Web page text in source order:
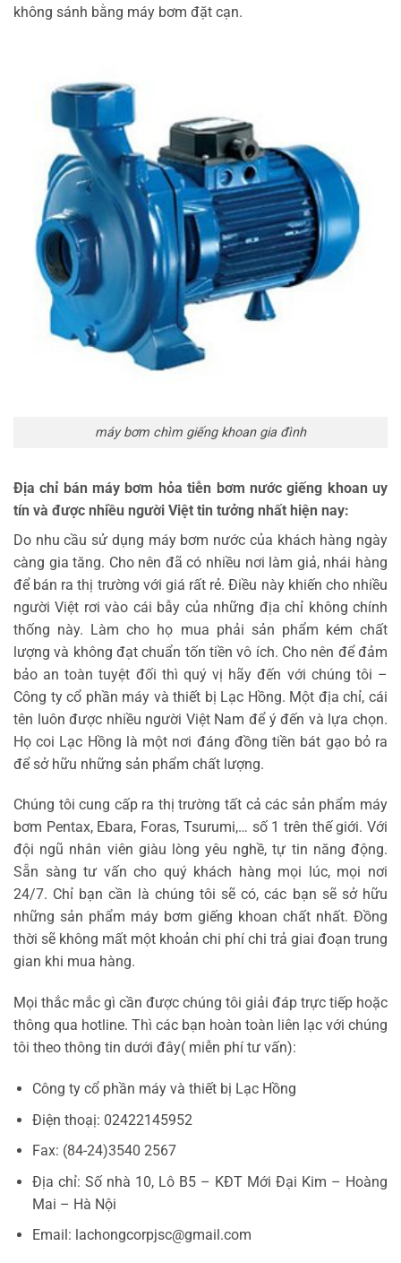
không sánh bằng máy bơm đặt cạn.
máy bơm chìm giếng khoan gia đình
Địa chỉ bán máy bơm hỏa tiễn bơm nước giếng khoan uy
tín và được nhiều người Việt tin tưởng nhất hiện nay:
Do nhu cầu sử dụng máy bơm nước của khách hàng ngày
càng gia tăng. Cho nên đã có nhiều nơi làm giả, nhái hàng
để bán ra thị trường với giá rất rẻ. Điều này khiến cho nhiều
người Việt rơi vào cái bẫy của những địa chỉ không chính
thống này. Làm cho họ mua phải sản phẩm kém chất
lượng và không đạt chuẩn tốn tiền vô ích. Cho nên để đảm
bảo an toàn tuyệt đối thì quý vị hãy đến với chúng tôi –
Công ty cổ phần máy và thiết bị Lạc Hồng. Một địa chỉ, cái
tên luôn được nhiều người Việt Nam để ý đến và lựa chọn.
Họ coi Lạc Hồng là một nơi đáng đồng tiền bát gạo bỏ ra
để sở hữu những sản phẩm chất lượng.
Chúng tôi cung cấp ra thị trường tất cả các sản phẩm máy
bơm Pentax, Ebara, Foras, Tsurumi,… số 1 trên thế giới. Với
đội ngũ nhân viên giàu lòng yêu nghề, tự tin năng động.
Sẵn sàng tư vấn cho quý khách hàng mọi lúc, mọi nơi
24/7. Chỉ bạn cần là chúng tôi sẽ có, các bạn sẽ sở hữu
những sản phẩm máy bơm giếng khoan chất nhất. Đồng
thời sẽ không mất một khoản chi phí chi trả giai đoạn trung
gian khi mua hàng.
Mọi thắc mắc gì cần được chúng tôi giải đáp trực tiếp hoặc
thông qua hotline. Thì các bạn hoàn toàn liên lạc với chúng
tôi theo thông tin dưới đây( miễn phí tư vấn):
Công ty cổ phần máy và thiết bị Lạc Hồng
Điện thoạị: 02422145952
Fax: (84-24)3540 2567
Địa chỉ: Số nhà 10, Lô B5 – KĐT Mới Đại Kim – Hoàng
Mai – Hà Nội
Email: lachongcorpjsc@gmail.com